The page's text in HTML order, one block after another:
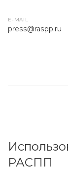
E-MAIL
press@raspp.ru
РАСПП